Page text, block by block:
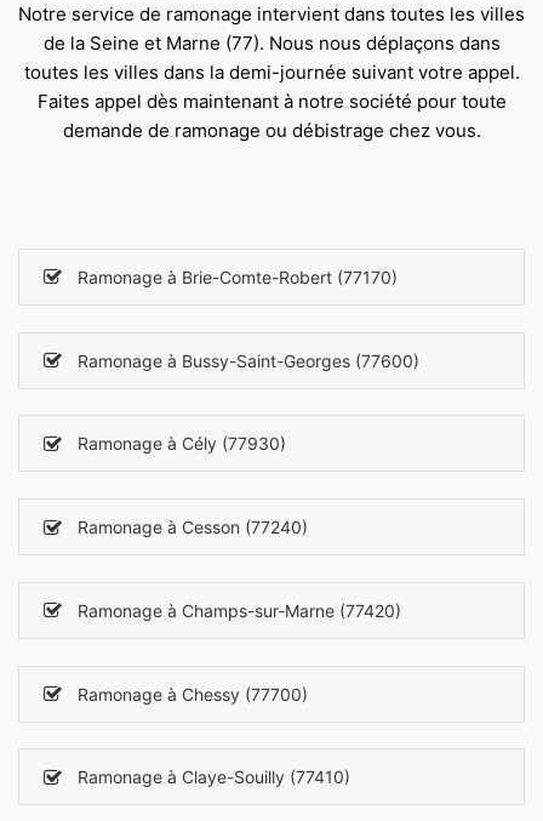
Notre service de ramonage intervient dans toutes les villes
de la Seine et Marne (77). Nous nous déplaçons dans
toutes les villes dans la demi-journée suivant votre appel.
Faites appel dès maintenant à notre société pour toute
demande de ramonage ou débistrage chez vous.
Ramonage à Brie-Comte-Robert (77170)
Ramonage à Bussy-Saint-Georges (77600)
Ramonage à Cély (77930)
Ramonage à Cesson (77240)
Ramonage à Champs-sur-Marne (77420)
Ramonage à Chessy (77700)
Ramonage à Claye-Souilly (77410)